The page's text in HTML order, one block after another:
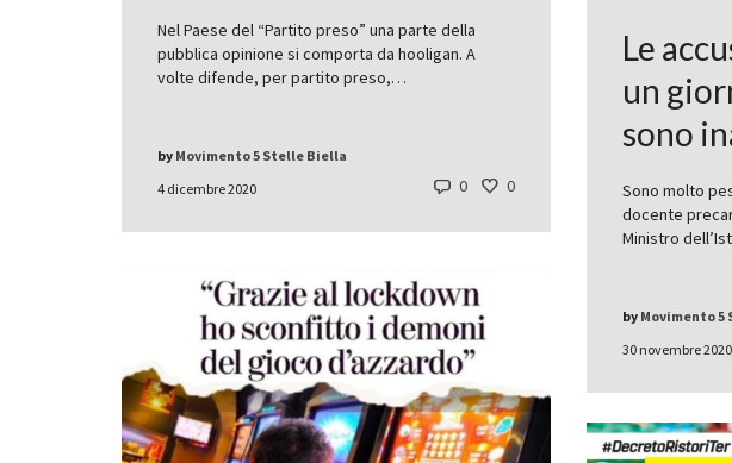
Nel Paese del “Partito preso” una parte della
pubblica opinione si comporta da hooligan. A
volte difende, per partito preso,…
4 dicembre 2020
by Movimento 5 Stelle Biella
0 0
Le
un
sono
Sono molto
docente
Ministro
30 novembre 2020
by Movimento